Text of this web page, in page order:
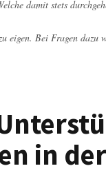
damit stets
Bei Fragen dazu
in